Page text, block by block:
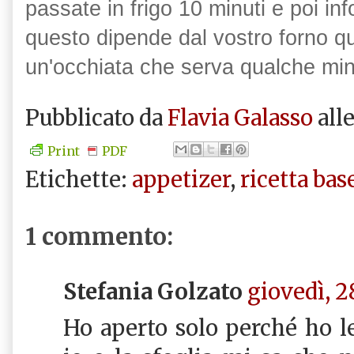
passate in frigo 10 minuti e poi
questo dipende dal vostro forno
un'occhiata che serva qualche
Pubblicato da Flavia Galasso
Print PDF
Etichette: appetizer, ricetta
1 commento:
Stefania Golzato giovedì,
Ho aperto solo perché ho